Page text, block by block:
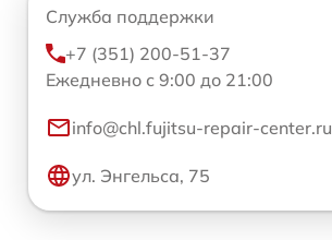
Служба поддержки
+7 (351) 200-51-37
Ежедневно с 9:00 до 21:00
info@chl.fujitsu-repair-center.ru
ул. Энгельса, 75